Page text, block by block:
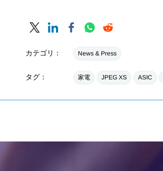
カテゴリ： News & Press
タグ： 家電 JPEG XS ASIC